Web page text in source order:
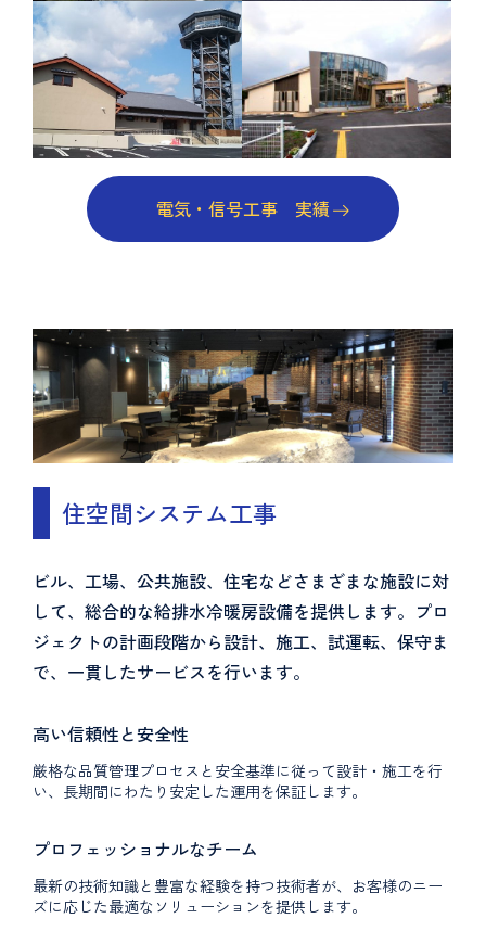
電気・信号工事 実績
住空間システム工事
ビル、工場、公共施設、住宅などさまざまな施設に対
して、総合的な給排水冷暖房設備を提供します。プロ
ジェクトの計画段階から設計、施工、試運転、保守ま
で、一貫したサービスを行います。
高い信頼性と安全性
厳格な品質管理プロセスと安全基準に従って設計・施工を行
い、長期間にわたり安定した運用を保証します。
プロフェッショナルなチーム
最新の技術知識と豊富な経験を持つ技術者が、お客様のニー
ズに応じた最適なソリューションを提供します。